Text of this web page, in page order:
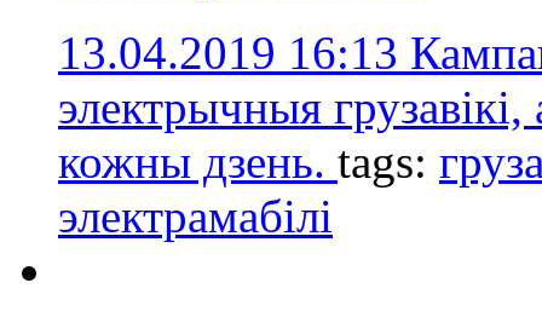
13.04.2019 16:13
электрычныя
кожны дзень. tags:
электрамабілi